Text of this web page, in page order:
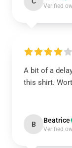
Verified
A bit of a
this shirt.
B Beatrice
Verified